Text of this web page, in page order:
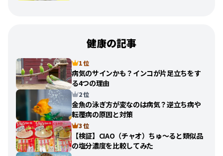
健康の記事
1 位
病気のサインかも？インコが片足立ちをす
る4つの理由
2 位
金魚の泳ぎ方が変なのは病気？逆立ち病や
転覆病の原因と対策
3 位
【検証】CIAO（チャオ）ちゅ〜ると類似品
の塩分濃度を比較してみた